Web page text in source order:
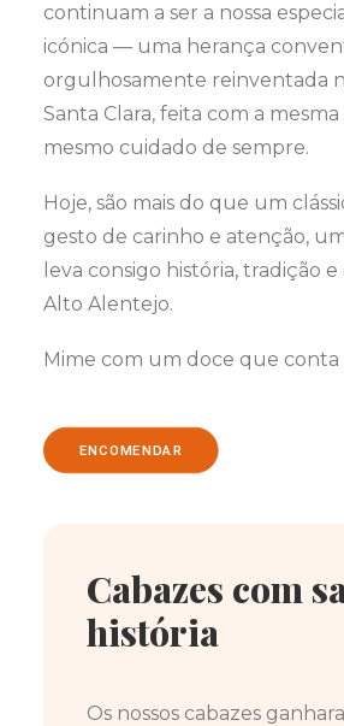
continuam a ser a nossa
icónica — uma herança
orgulhosamente reinventada
Santa Clara, feita com a
mesmo cuidado de sempre.
Hoje, são mais do que um
gesto de carinho e atenção,
leva consigo história, tradição
Alto Alentejo.
Mime com um doce que conta
ENCOMENDAR
Cabazes com
história
Os nossos cabazes